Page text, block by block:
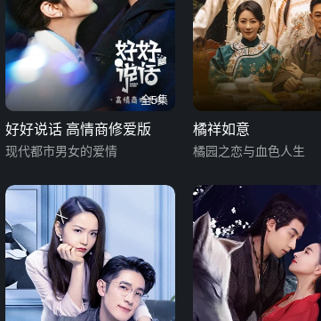
全5集
好好说话 高情商修爱版
现代都市男女的爱情
橘祥如意
橘园之恋与血色人生